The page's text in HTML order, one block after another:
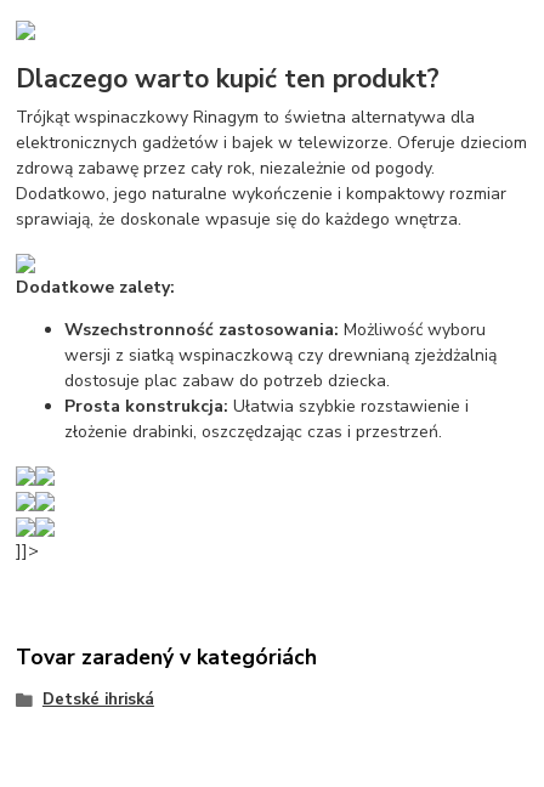
Dlaczego warto kupić ten produkt?
Trójkąt wspinaczkowy Rinagym to świetna alternatywa dla
elektronicznych gadżetów i bajek w telewizorze. Oferuje dzieciom
zdrową zabawę przez cały rok, niezależnie od pogody.
Dodatkowo, jego naturalne wykończenie i kompaktowy rozmiar
sprawiają, że doskonale wpasuje się do każdego wnętrza.
Dodatkowe zalety:
Wszechstronność zastosowania: Możliwość wyboru
wersji z siatką wspinaczkową czy drewnianą zjeżdżalnią
dostosuje plac zabaw do potrzeb dziecka.
Prosta konstrukcja: Ułatwia szybkie rozstawienie i
złożenie drabinki, oszczędzając czas i przestrzeń.
]]>
Tovar zaradený v kategóriách
Detské ihriská